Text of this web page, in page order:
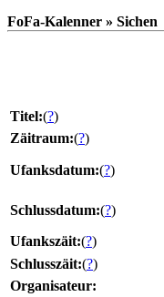
FoFa-Kalenner » Sichen
Titel:(?)
Zäitraum:(?)
Ufanksdatum:(?)
Schlussdatum:(?)
Ufankszäit:(?)
Schlusszäit:(?)
Organisateur: